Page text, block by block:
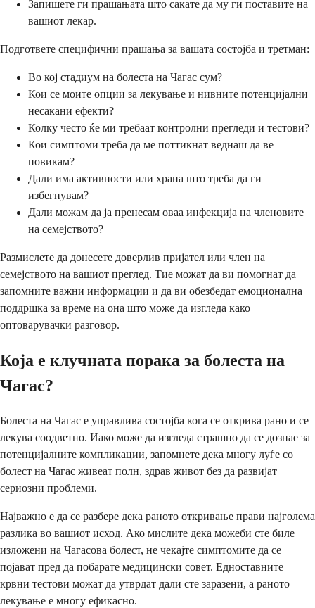
Запишете ги прашањата што сакате да му ги поставите на
вашиот лекар.
Подгответе специфични прашања за вашата состојба и третман:
Во кој стадиум на болеста на Чагас сум?
Кои се моите опции за лекување и нивните потенцијални
несакани ефекти?
Колку често ќе ми требаат контролни прегледи и тестови?
Кои симптоми треба да ме поттикнат веднаш да ве
повикам?
Дали има активности или храна што треба да ги
избегнувам?
Дали можам да ја пренесам оваа инфекција на членовите
на семејството?
Размислете да донесете доверлив пријател или член на
семејството на вашиот преглед. Тие можат да ви помогнат да
запомните важни информации и да ви обезбедат емоционална
поддршка за време на она што може да изгледа како
оптоварувачки разговор.
Која е клучната порака за болеста на
Чагас?
Болеста на Чагас е управлива состојба кога се открива рано и се
лекува соодветно. Иако може да изгледа страшно да се дознае за
потенцијалните компликации, запомнете дека многу луѓе со
болест на Чагас живеат полн, здрав живот без да развијат
сериозни проблеми.
Најважно е да се разбере дека раното откривање прави најголема
разлика во вашиот исход. Ако мислите дека можеби сте биле
изложени на Чагасова болест, не чекајте симптомите да се
појават пред да побарате медицински совет. Едноставните
крвни тестови можат да утврдат дали сте заразени, а раното
лекување е многу ефикасно.